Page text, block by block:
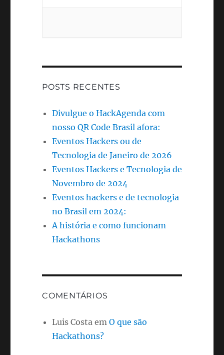
POSTS RECENTES
Divulgue o HackAgenda com
nosso QR Code Brasil afora:
Eventos Hackers ou de
Tecnologia de Janeiro de 2026
Eventos Hackers e Tecnologia de
Novembro de 2024
Eventos hackers e de tecnologia
no Brasil em 2024:
A história e como funcionam
Hackathons
COMENTÁRIOS
Luis Costa em O que são
Hackathons?